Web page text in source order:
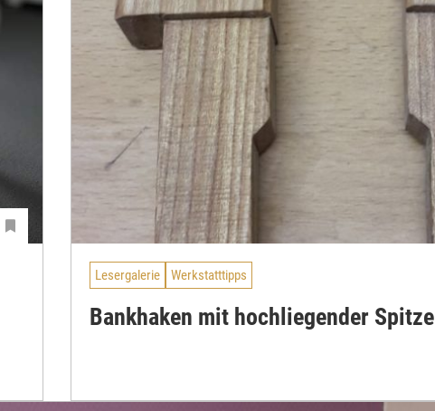
Lesergalerie Werkstatttipps
Bankhaken mit hochliegender Spitze